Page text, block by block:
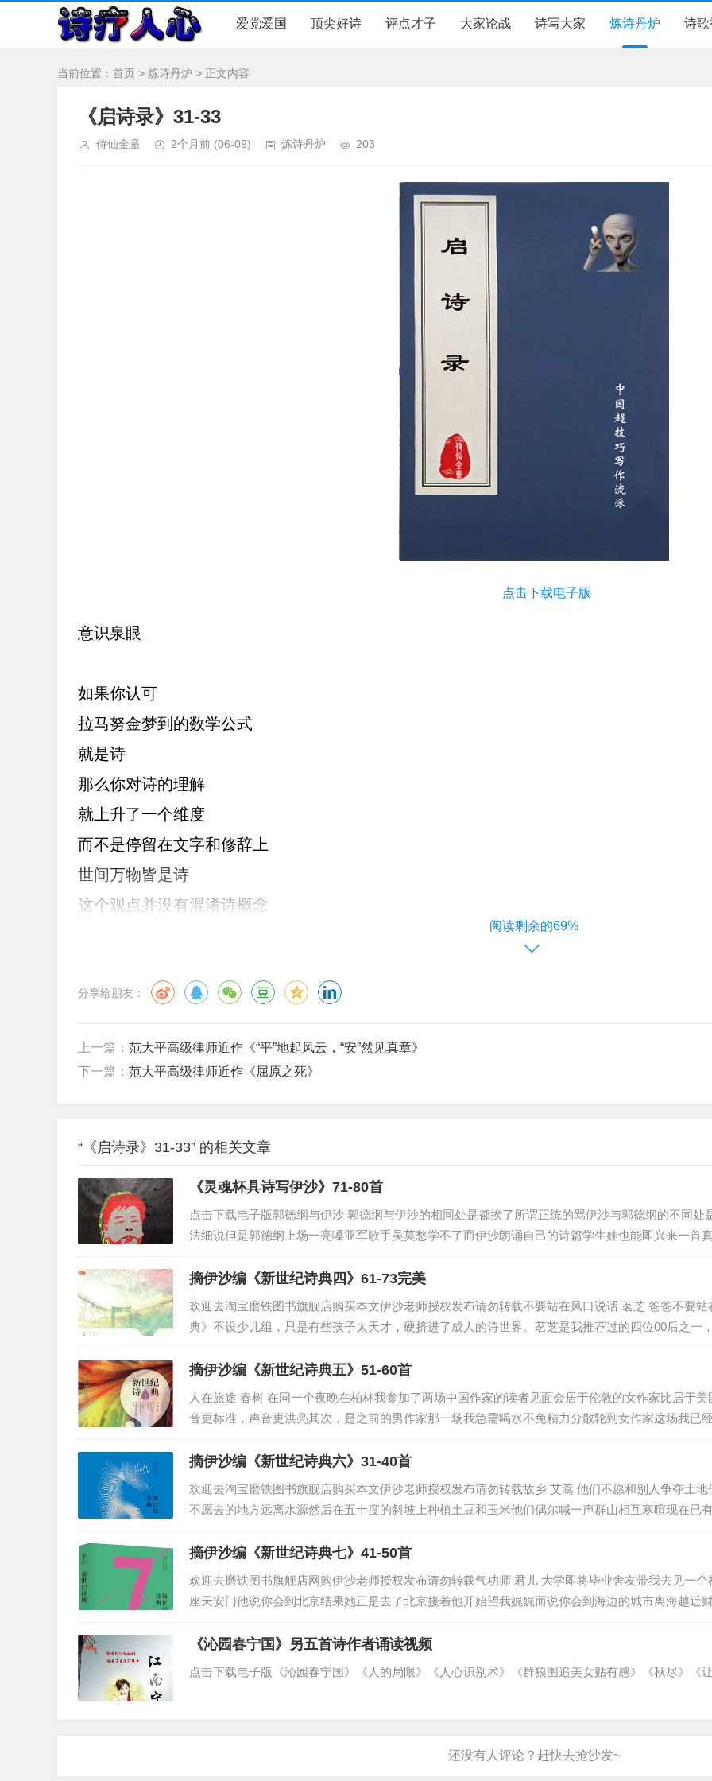
爱党爱国 顶尖好诗 评点才子 大家论战 诗写大家 炼诗丹炉 诗
当前位置： 首页 > 炼诗丹炉 > 正文内容
《启诗录》31-33
侍仙金童 2个月前 (06-09) 炼诗丹炉 203
点击下载电子版
意识泉眼
如果你认可
拉马努金梦到的数学公式
就是诗
那么你对诗的理解
就上升了一个维度
而不是停留在文字和修辞上
世间万物皆是诗
这个观点并没有混淆诗概念
种族跨越没有途径
但是人可以升维思想
人是想要成为神的
基础科学前沿科学都是诗
相对来说应用科学则是文
事实是二者是交融的
并没必要刻意划分清楚
2026-6-7
学会造化弄诗是大境界
完全变态发育是昆虫变态的两种类型之一
需经历卵、幼虫、蛹、成虫四个发育过程
幼虫成虫在形态结构和生活习性上差异显著
当我们了解这个知识的时候
它是如何总体设计把控这种多级跨越的
这需要多高的智慧才能预测后续的完美对接
阅读剩余的69%
分享给朋友：
上一篇： 范大平高级律师近作《“平”地起风云，“安”然见真章》
下一篇： 范大平高级律师近作《屈原之死》
“《启诗录》31-33” 的相关文章
《灵魂杯具诗写伊沙》71-80首
点击下载电子版郭德纲与伊沙 郭德纲与伊沙的相同处是都挨了所谓正统的骂伊沙与郭德纲的不同
法细说但是郭德纲上场一亮嗓亚军歌手吴莫愁学不了而伊沙朗诵自己的诗篇学生娃也能即兴来一首
鲁奖颁给伊沙因为陈先发...
摘伊沙编《新世纪诗典四》61-73完美
欢迎去淘宝磨铁图书旗舰店购买本文伊沙老师授权发布请勿转载不要站在风口说话 茗芝 爸爸不要
典》不设少儿组，只是有些孩子太天才，硬挤进了成人的诗世界。茗芝是我推荐过的四位00后之一
摘伊沙编《新世纪诗典五》51-60首
人在旅途 春树 在同一个夜晚在柏林我参加了两场中国作家的读者见面会居于伦敦的女作家比居于
音更标准，声音更洪亮其次，是之前的男作家那一场我急需喝水不免精力分散轮到女作家这场我已
的侧脸苦大...
摘伊沙编《新世纪诗典六》31-40首
欢迎去淘宝磨铁图书旗舰店购买本文伊沙老师授权发布请勿转载故乡 艾蒿 他们不愿和别人争夺土
不愿去的地方远离水源然后在五十度的斜坡上种植土豆和玉米他们偶尔喊一声群山相互寒暄现在已
野草和灌木...
摘伊沙编《新世纪诗典七》41-50首
欢迎去磨铁图书旗舰店网购伊沙老师授权发布请勿转载气功师 君儿 大学即将毕业舍友带我去见一
座天安门他说你会到北京结果她正是去了北京接着他开始望我娓娓而说你会到海边的城市离海越近
分配到...
《沁园春宁国》另五首诗作者诵读视频
点击下载电子版《沁园春宁国》《人的局限》《人心识别术》《群狼围追美女贴有感》《秋尽》《